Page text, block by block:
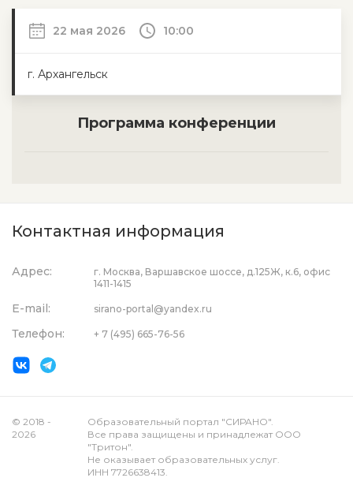
22 мая 2026 10:00
г. Архангельск
Программа конференции
Контактная информация
Адрес:
г. Москва, Варшавское шоссе, д.125Ж, к.6, офис
1411-1415
E-mail: sirano-portal@yandex.ru
Телефон: + 7 (495) 665-76-56
© 2018 -
2026
Образовательный портал "СИРАНО".
Все права защищены и принадлежат ООО
"Тритон".
Не оказывает образовательных услуг.
ИНН 7726638413.